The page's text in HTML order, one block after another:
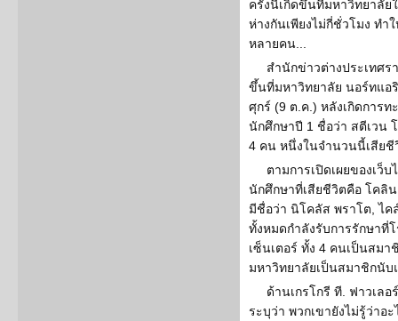
ครั้งนี้เกิดขึ้นที่มหาวิทยาลัย
ห่างกันเพียงไม่กี่ชั่วโมง ทำ
หลายคน...
สำนักข่าวต่างประเทศร
ขึ้นที่มหาวิทยาลัย นอร์ทแอ
ศุกร์ (9 ต.ค.) หลังเกิดการ
นักศึกษาปี 1 ชื่อว่า สตีเวน
4 คน หนึ่งในจำนวนนี้เสียชี
ตามการเปิดเผยของเว็
นักศึกษาที่เสียชีวิตคือ โคลิ
มีชื่อว่า นิโคลัส พราโต, ไค
ทั้งหมดกำลังรับการรักษาที่
เซ็นเตอร์ ทั้ง 4 คนเป็นสม
มหาวิทยาลัยเป็นสมาชิกนับ
ด้านเกรโกรี ที. ฟาวเล
ระบุว่า พวกเขายังไม่รู้ว่าอ